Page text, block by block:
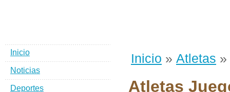
Inicio » Atletas
Atletas
Inicio
Noticias
Deportes